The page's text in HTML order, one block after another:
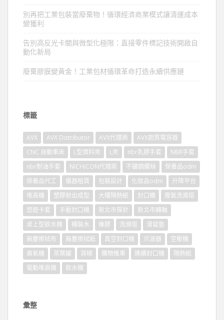
別再把工業包裝當廢棄物！循環經濟商業模式讓清運成本
變獲利
告別高反光卡關與微型化極限：直接零件標記技術開啟自
動化新局
廢棄膠膜變黃金！工業包材循環革命打造永續供應鏈
標籤
AVX AVX Distributor AVX代理商
AVX鉭質電容器
CNC 自動車床
L型資料夾 L夾 nbr乳膠手套
NBR手套
nbr耐油手套
NICHICON代理商 不鏽鋼螺絲
保養品odm
保養品代工
儀器租賃 包裝設計 化妝品odm
升降平台
堆高機
塑膠射出成型 大樓隔熱紙 封口機
廢氣洗滌塔
悠遊卡套
手壓封口機 新北市探針
新北市轉軸
桌上型飲水機
桶裝水 橡膠 洗滌塔
滑鼠墊
無塵擦拭布
無塵擦拭紙 真空封口機 示波器
空壓機
臭氧機
茶葉罐 貨梯 購物推車 連續封口機
隔熱紙
電動堆高機
飲水機
彙整